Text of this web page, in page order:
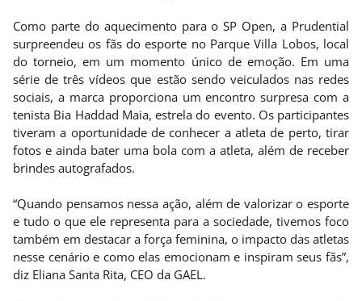
Como parte do aquecimento para o SP Open, a Prudential
surpreendeu os fãs do esporte no Parque Villa Lobos, local
do torneio, em um momento único de emoção. Em uma
série de três vídeos que estão sendo veiculados nas redes
sociais, a marca proporciona um encontro surpresa com a
tenista Bia Haddad Maia, estrela do evento. Os participantes
tiveram a oportunidade de conhecer a atleta de perto, tirar
fotos e ainda bater uma bola com a atleta, além de receber
brindes autografados.
“Quando pensamos nessa ação, além de valorizar o esporte
e tudo o que ele representa para a sociedade, tivemos foco
também em destacar a força feminina, o impacto das atletas
nesse cenário e como elas emocionam e inspiram seus fãs”,
diz Eliana Santa Rita, CEO da GAEL.